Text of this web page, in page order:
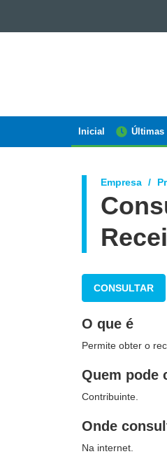
PARANÁ
Inicial Últimas
Empresa
CONSULTAR
O que é
Permite obter o
Quem pode
Contribuinte.
Onde
Na internet.